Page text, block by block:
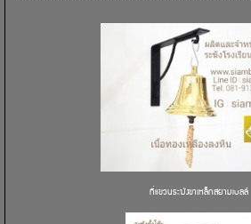
ที่แขวนระฆังขาเหล็กสยามเบลล์